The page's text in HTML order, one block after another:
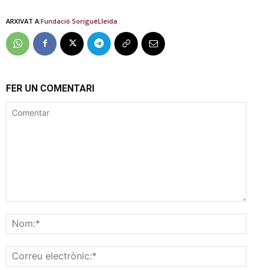
ARXIVAT A:Fundació SoriguéLleida
FER UN COMENTARI